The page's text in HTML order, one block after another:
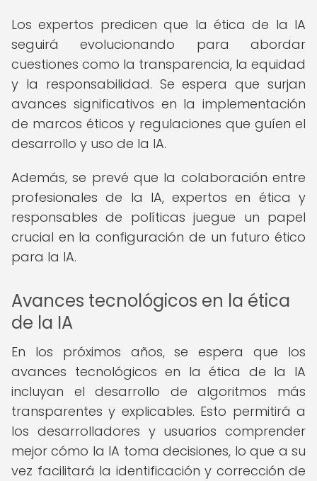
Los expertos predicen que la ética de la IA
seguirá evolucionando para abordar
cuestiones como la transparencia, la equidad
y la responsabilidad. Se espera que surjan
avances significativos en la implementación
de marcos éticos y regulaciones que guíen el
desarrollo y uso de la IA.
Además, se prevé que la colaboración entre
profesionales de la IA, expertos en ética y
responsables de políticas juegue un papel
crucial en la configuración de un futuro ético
para la IA.
Avances tecnológicos en la ética
de la IA
En los próximos años, se espera que los
avances tecnológicos en la ética de la IA
incluyan el desarrollo de algoritmos más
transparentes y explicables. Esto permitirá a
los desarrolladores y usuarios comprender
mejor cómo la IA toma decisiones, lo que a su
vez facilitará la identificación y corrección de